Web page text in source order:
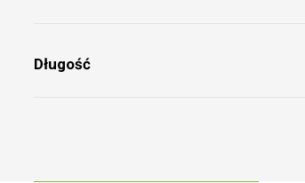
Długość